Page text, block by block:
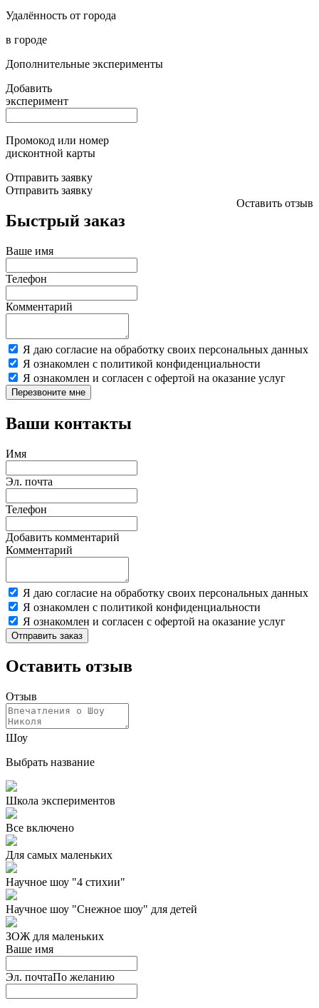
Удалённость от города
в городе
Дополнительные эксперименты
Добавить
эксперимент
Промокод или номер
дисконтной карты
Отправить заявку
Отправить заявку
Оставить отзыв
Быстрый заказ
Ваше имя
Телефон
Комментарий
Я даю согласие на обработку своих персональных данных
Я ознакомлен с политикой конфиденциальности
Я ознакомлен и согласен с офертой на оказание услуг
Перезвоните мне
Ваши контакты
Имя
Эл. почта
Телефон
Добавить комментарий
Комментарий
Я даю согласие на обработку своих персональных данных
Я ознакомлен с политикой конфиденциальности
Я ознакомлен и согласен с офертой на оказание услуг
Отправить заказ
Оставить отзыв
Отзыв
Шоу
Выбрать название
Школа экспериментов
Все включено
Для самых маленьких
Научное шоу "4 стихии"
Научное шоу "Снежное шоу" для детей
ЗОЖ для маленьких
Ваше имя
Эл. почтаПо желанию